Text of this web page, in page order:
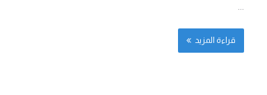
قراءة المزيد